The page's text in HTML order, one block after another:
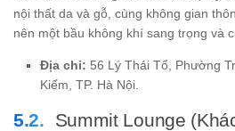
nội thất da và gỗ, cùng không gian
nên một bầu không khí sang trọng và
Địa chỉ: 56 Lý Thái Tổ, Phường
Kiếm, TP. Hà Nội.
Summit Lounge